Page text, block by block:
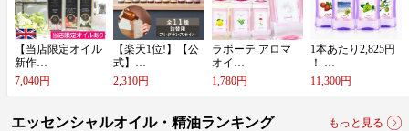
【​当​店​限​定​オ​イ​ル​
新​作​…
7,040円
【​楽​天​1​位​!​】​【​公​
式​】​…
2,310円
ラ​ボ​ー​テ​ ​ア​ロ​マ​ ​
オ​イ​…
1,780円
1​本​あ​た​り​2​,​8​2​5​円​ ​
！​ ​…
11,300円
エッセンシャルオイル・精油ランキング
もっと見る